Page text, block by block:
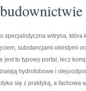
specjalistyczna witryna, która
substancjami oleistymi
jest to typowy portal, lecz
hydrofobowe i
się z praktyką, a fachowa